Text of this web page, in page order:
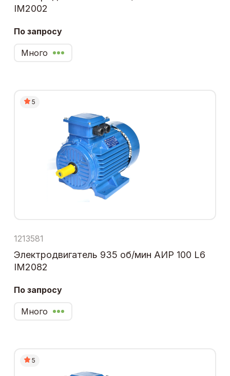
IM2002
По запросу
Много
5
1213581
Электродвигатель 935 об/мин АИР 100 L6
IM2082
По запросу
Много
5